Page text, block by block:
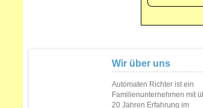
Wir über uns
Automaten Richter ist ein
Familienunternehmen mit
20 Jahren Erfahrung im